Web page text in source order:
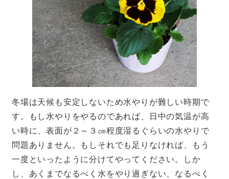
冬場は天候も安定しないため水やりが難しい時期で
す。もし水やりをやるのであれば、日中の気温が高
い時に、表面が２～３㎝程度湿るぐらいの水やりで
問題ありません。もしそれでも足りなければ、もう
一度といったように分けてやってください。しか
し、あくまでなるべく水をやり過ぎない、なるべく